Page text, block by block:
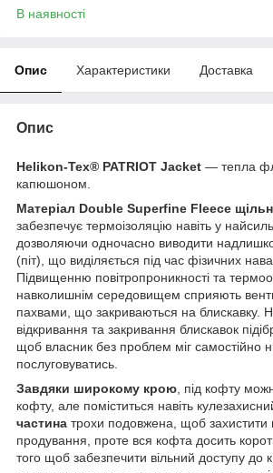
В наявності
Опис Характеристики Доставка
Опис
Helikon-Tex® PATRIOT Jacket — тепла
капюшоном.
Матеріал Double Superfine Fleece
забезпечує термоізоляцію навіть у
дозволяючи одночасно виводити
(піт), що виділяється під час фізичних
Підвищенню повітропроникності та
навколишнім середовищем сприяють
пахвами, що закриваються на блискавку.
відкривання та закривання блискавок
щоб власник без проблем міг самостійно
послуговуватись.
Завдяки широкому крою , під кофту
кофту, але поміститься навіть
частина трохи подовжена, щоб захистити
продування, проте вся кофта досить
того щоб забезпечити вільний доступу до